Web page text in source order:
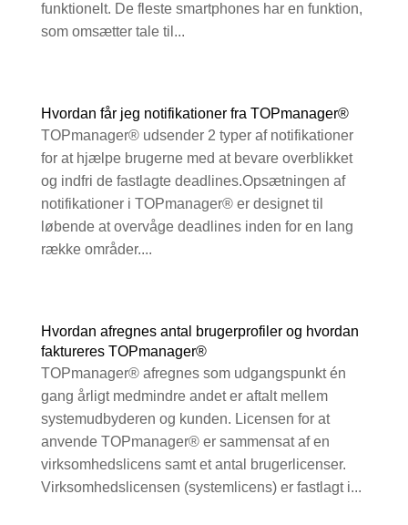
funktionelt. De fleste smartphones har en funktion,
som omsætter tale til...
Hvordan får jeg notifikationer fra TOPmanager®
TOPmanager® udsender 2 typer af notifikationer
for at hjælpe brugerne med at bevare overblikket
og indfri de fastlagte deadlines.Opsætningen af
notifikationer i TOPmanager® er designet til
løbende at overvåge deadlines inden for en lang
række områder....
Hvordan afregnes antal brugerprofiler og hvordan
faktureres TOPmanager®
TOPmanager® afregnes som udgangspunkt én
gang årligt medmindre andet er aftalt mellem
systemudbyderen og kunden. Licensen for at
anvende TOPmanager® er sammensat af en
virksomhedslicens samt et antal brugerlicenser.
Virksomhedslicensen (systemlicens) er fastlagt i...